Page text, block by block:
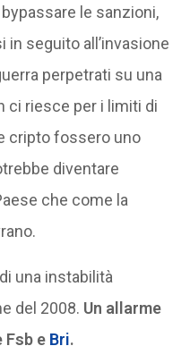
le sanzioni,
in seguito all’invasione
perpetrati su una
ci riesce per i limiti di
cripto fossero uno
diventare
che come la
una instabilità
del 2008. Un allarme
Fsb e Bri.